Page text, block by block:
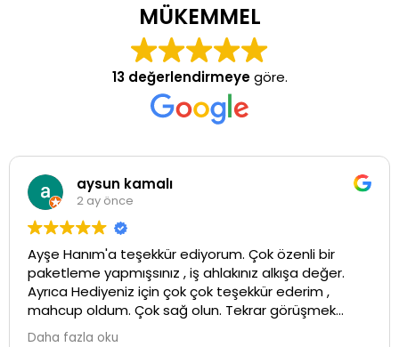
MÜKEMMEL
13 değerlendirmeyegöre.
aysun kamalı
2 ay önce
Ayşe Hanım'a teşekkür ediyorum. Çok özenli bir
paketleme yapmışsınız , iş ahlakınız alkışa değer.
Ayrıca Hediyeniz için çok çok teşekkür ederim ,
mahcup oldum. Çok sağ olun. Tekrar görüşmek
üzere ...İyi çalışmalar💕
Daha fazla oku